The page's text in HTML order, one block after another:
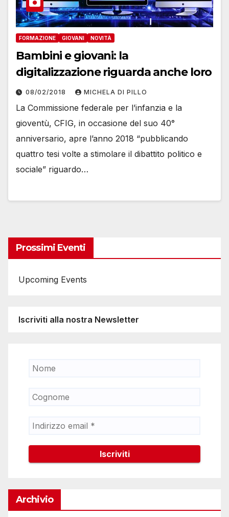
FORMAZIONE GIOVANI NOVITÀ
Bambini e giovani: la
digitalizzazione riguarda anche loro
08/02/2018 MICHELA DI PILLO
La Commissione federale per l’infanzia e la
gioventù, CFIG, in occasione del suo 40°
anniversario, apre l’anno 2018 “pubblicando
quattro tesi volte a stimolare il dibattito politico e
sociale” riguardo…
Prossimi Eventi
Upcoming Events
Iscriviti alla nostra Newsletter
Archivio